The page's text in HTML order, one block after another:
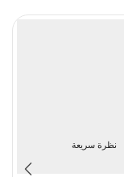
نظرة سريعة